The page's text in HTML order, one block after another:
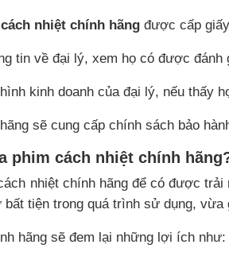
nhiệt chính hãng được cấp
tin về đại lý, xem họ có được đánh
kinh doanh của đại lý, nếu thấy
sẽ cung cấp chính sách bảo
phim cách nhiệt chính
nhiệt chính hãng để có được
bất tiện trong quá trình sử dụng,
hãng sẽ đem lại những lợi ích như: